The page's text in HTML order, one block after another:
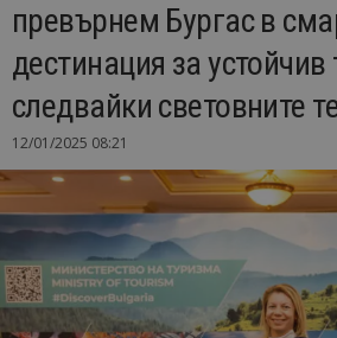
превърнем Бургас в
дестинация за
следвайки световните
12/01/2025 08:21